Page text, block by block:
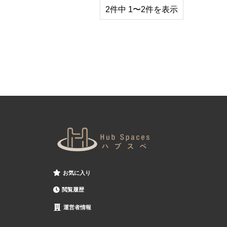
2件中 1〜2件を表示
お気に入り
閲覧履歴
運営者情報